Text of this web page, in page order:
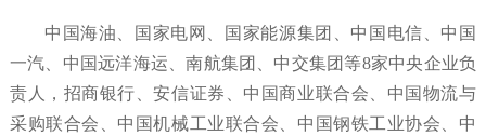
中国海油、国家电网、国家能源集团、中国电信、中国
一汽、中国远洋海运、南航集团、中交集团等8家中央企业负
责人，招商银行、安信证券、中国商业联合会、中国物流与
采购联合会、中国机械工业联合会、中国钢铁工业协会、中